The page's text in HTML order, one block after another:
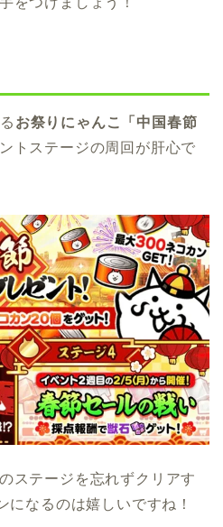
お祭りにゃんこ「中国春節
トステージの周回が肝心で
ステージを忘れずクリアす
になるのは嬉しいですね！